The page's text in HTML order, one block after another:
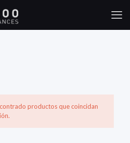
productos que coincidan